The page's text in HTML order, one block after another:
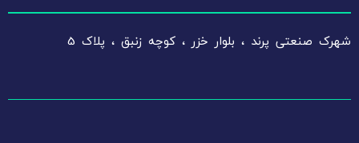
شهرک صنعتی پرند ، بلوار خزر ، کوچه زنبق ، پلاک 5